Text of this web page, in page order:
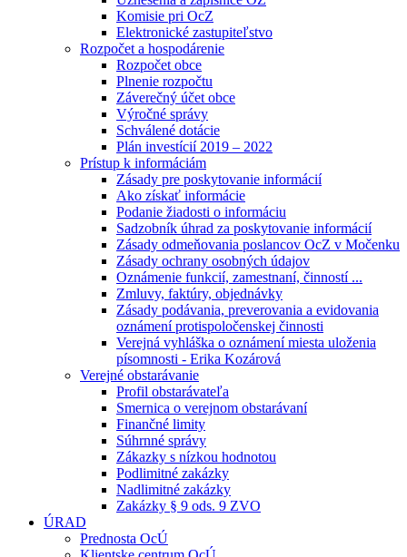
Komisie pri OcZ
Elektronické zastupiteľstvo
Rozpočet a hospodárenie
Rozpočet obce
Plnenie rozpočtu
Záverečný účet obce
Výročné správy
Schválené dotácie
Plán investícií 2019 – 2022
Prístup k informáciám
Zásady pre poskytovanie informácií
Ako získať informácie
Podanie žiadosti o informáciu
Sadzobník úhrad za poskytovanie informácií
Zásady odmeňovania poslancov OcZ v Močenku
Zásady ochrany osobných údajov
Oznámenie funkcií, zamestnaní, činností ...
Zmluvy, faktúry, objednávky
Zásady podávania, preverovania a evidovania
oznámení protispoločenskej činnosti
Verejná vyhláška o oznámení miesta uloženia
písomnosti - Erika Kozárová
Verejné obstarávanie
Profil obstarávateľa
Smernica o verejnom obstarávaní
Finančné limity
Súhrnné správy
Zákazky s nízkou hodnotou
Podlimitné zakázky
Nadlimitné zakázky
Zakázky § 9 ods. 9 ZVO
ÚRAD
Prednosta OcÚ